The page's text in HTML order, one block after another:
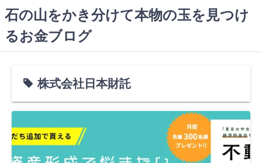
コ
ン
テ
石の山をかき分けて本物の玉を見つけ
るお金ブログ
株式会社日本財託